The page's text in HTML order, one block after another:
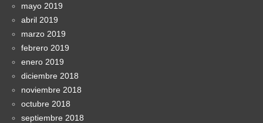
mayo 2019
abril 2019
marzo 2019
febrero 2019
enero 2019
diciembre 2018
noviembre 2018
octubre 2018
septiembre 2018